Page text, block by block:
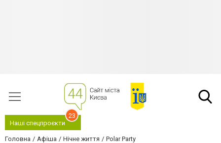
Наші спецпроєкти
23
Головна Афіша Нічне життя Polar Party